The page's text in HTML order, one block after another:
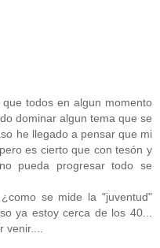
todos en algun momento
dominar algun tema que se
he llegado a pensar que mi
es cierto que con tesón y
pueda progresar todo se
se mide la "juventud"
ya estoy cerca de los 40...